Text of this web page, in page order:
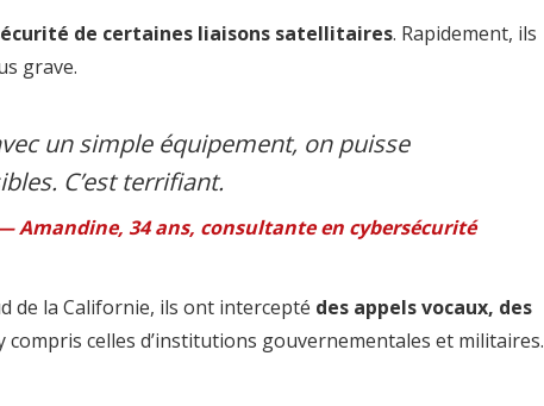
de certaines liaisons satellitaires. Rapidement, ils
grave.
un simple équipement, on puisse
C’est terrifiant.
Amandine, 34 ans, consultante en cybersécurité
de la Californie, ils ont intercepté des appels vocaux, des
compris celles d’institutions gouvernementales et militaires.